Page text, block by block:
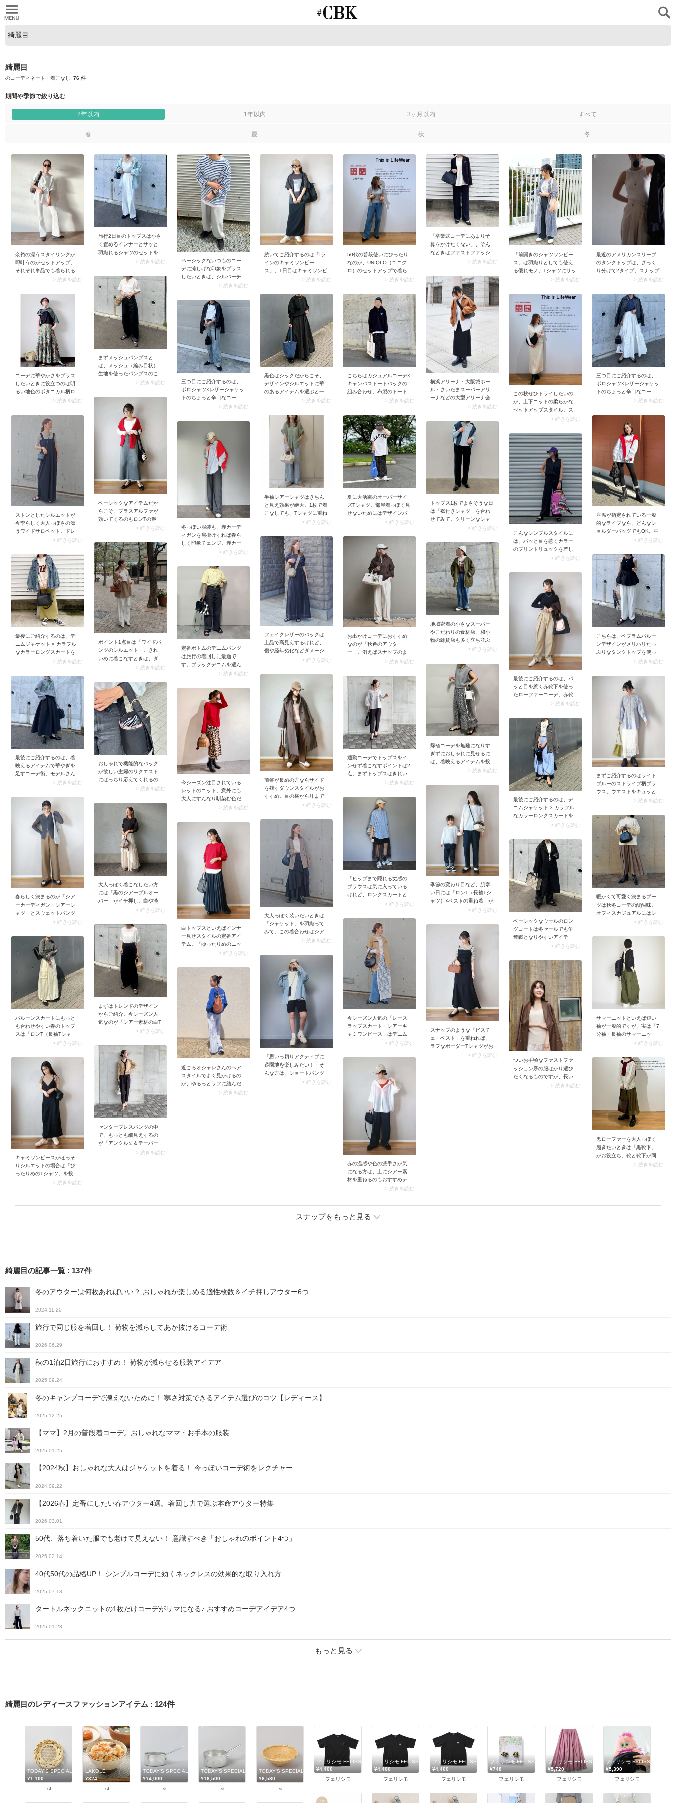
綺麗目
のコーディネート・着こなし: 76 件
期間や季節で絞り込む
2年以内 1年以内 3ヶ月以内 すべて
春 夏 秋 冬
余裕の漂うスタイリングが
即叶うのがセットアップ。
それぞれ単品でも着られる
から、1日目はセットで、2
違う表情が楽しめます。
> 続きを読む
旅行2日目のトップスは小さ
く畳めるインナーとサッと
羽織れるシャツのセットを
リコメンド。おしゃれ感も
旅行にぴったりなコンビで
す。キャミソールも白をチ
ョイスしてパンツとセット
アップ風にまとめてみまし
ょう。ここにカラーシャツ
を羽織るとアクセントが加
わり、同じパンツでも前日
とは違う印象に。また薄手
のシャツは紫外線対策や冷
房対策に使えるので、1枚あ
ると便利です。
> 続きを読む
ベーシックないつものコー
デに涼しげな印象をプラス
したいときは、シルバーチ
ェーンネックレスが最適。
いボリューム感＆長さのシ
ルバーネックレス。やや厚
みのあるカットソーに合わ
せてもバランスよく決まる
のが魅力です。
> 続きを読む
続いてご紹介するのは「Iラ
インのキャミワンピー
ス」。1日目はキャミワンピ
ースの下にTシャツを、2日
とタイトスカートのような
ルックスに。少ない荷物で
おしゃれに着回せます。
> 続きを読む
50代の普段使いにぴったり
なのが、UNIQLO（ユニク
ロ）のセットアップで着ら
れるニットです。 1枚目のス
ンVネックベスト」と「3D
スフレヤーンスカート」、2
枚目では「ケーブルクルー
ネックカーディガン」と
「ケーブルクルーネックセ
ーター」をセレクト。着る
だけで全身に統一感が生ま
れ、コーデのまとまりがア
ップしています。テクニッ
ク不要で上品な着こなし
に。
> 続きを読む
「卒業式コーデにあまり予
算をかけたくない」、そん
なときはファストファッシ
ョンブランドが使えます。
GLOBAL WORK（グローバ
ルワーク）のセットアッ
プ、2枚目はUNIQLO（ユニ
クロ）のジャケット＆パン
ツを着用。このとき華やか
な白ブラウスや装飾性のあ
るアクセサリーをプラスす
るのがコツ。通勤コーデっ
ぽく見えず、卒業式らしい
装いに決まりますよ。
> 続きを読む
「前開きのシャツワンピー
ス」は羽織りとしても使え
る優れモノ。Tシャツにサッ
と重ねるだけで、6月の肌寒
完成。ボタンの開け閉めで
体温調節しやすい上に、大
人っぽいコーデに決まりま
> 続きを読む
最近のアメリカンスリーブ
のタンクトップは、ざっく
り分けて2タイプ。スナップ
1枚目のような首回りの幅が
と、スナップ2枚目のように
首回りがリングのように見
えるホルターネック仕様の
アメリカンスリーブです。
どちらも特徴は肩まわりが
大きく露出していること。
またブラカップ付きのアイ
テムが主流です。ちなみに
肩まわりを強調するデザイ
ンなので、肩の肉付きがい
い人や肩幅が広い人は苦手
なアイテムかもしれませ
ん。
> 続きを読む
まずメッシュパンプスと
は、メッシュ（編み目状）
生地を使ったパンプスのこ
と。編み目の隙間から風が
リット。中でも黒のメッシ
ュパンプスは合わせやす
く、使い勝手が抜群です。
そんな黒メッシュパンプス
は、夏に「黒のワイドパン
ツ」を穿くときにうってつ
け。フルレングスの黒ワイ
ドパンツは重たく見えがち
ですが、シアー感のあるパ
ンプルを合わせることで軽
やかなルックスに。ここに
白Tシャツを合わせて、シン
プルなモノトーンコーデに
仕上げるのがおすすめの着
こなし方です。
> 続きを読む
横浜アリーナ・大阪城ホー
ル・さいたまスーパーアリ
ーナなどの大型アリーナ会
場は屋内に座席があるた
高めです。ポイントとなる
のが「重ね着」。ライブ中
は熱気が高まるので脱ぎ着
しやすい服を選びましょ
う。加えてあると便利なの
が、斜め掛けできるショル
ダーバッグやボディバッ
グ。アリーナ席ではスタン
ディングのシーンも多く、
貴重品は身に着けておくと
安心です。
> 続きを読む
コーデに華やかさをプラス
したいときに役立つのは明
るい地色のボタニカル柄ロ
ングスカート。モデルさん
甘いシルエットが目を引く
スカートをチョイス。トッ
プスはブラックTシャツなど
シンプルに仕上げるのがベ
ストです。
> 続きを読む
黒色はシックだからこそ、
デザインやシルエットに華
のあるアイテムを選ぶと一
気にあか抜けた印象に。例
感のあるニットやボリュー
ムスカートはおすすめ。オ
ールブラックでまとめても
重たく見えず、目を引くス
タイリングを作ってくれま
> 続きを読む
こちらはカジュアルコーデ×
キャンバストートバッグの
組み合わせ。布製のトート
バッグは気負わずさらっと
カジュアルな雰囲気になじ
みやすいから、どんなアイ
テムとも相性よくまとまっ
てくれます。定番のバッグ
なので、ちょっと目を惹く
アクセントカラーを取り入
れても◎。
> 続きを読む
この秋ぜひトライしたいの
が、上下ニットの柔らかな
セットアップスタイル。ス
ナップではニットベスト＆
フホワイトでまとめ、さら
に同色のタートルネックを
重ね着したことで奥行きの
あるニュアンスが生まれて
います。潔く白一色で仕上
げた分、バッグ＆靴で黒を
差して全体を引き締めるの
がスタイリングを格上げす
るポイントです。
> 続きを読む
三つ目にご紹介するのは、
ポロシャツ×レザージャケッ
トのちょっと辛口なコー
デ。トラディショナルなポ
トを羽織ることで、大人の
ミックス感を演出できま
す。クールに着こなしたい
日には、この羽織りスタイ
ルを試してみてください。
> 続きを読む
三つ目にご紹介するのは、
ポロシャツ×レザージャケッ
トのちょっと辛口なコー
デ。トラディショナルなポ
トを羽織ることで、大人の
す。クールに着こなしたい
日には、この羽織りスタイ
ルを試してみてください。
> 続きを読む
ベーシックなアイテムだか
らこそ、プラスアルファが
効いてくるのもロンTの魅
力。例えば白ロンTに赤ニッ
タイリングがこなれた印象
に更新されます。ここに合
わせたいのはデニムスカー
ト。ラフな抜け感が足さ
れ、シンプルな中にセンス
を感じるコーデに仕上がり
ます。ロンTコーデに少し変
化をつけたいときは、こん
な肩掛けスタイルをぜひ試
してみてください。
> 続きを読む
ストンとしたシルエットが
今季らしく大人っぽさの漂
うワイドサロペット。ドレ
ープ感のあるきれいめな印
着るトップスもタイトフィ
ットのきれいめアイテムを
選ぶのがベスト。さりげな
いカットアウトが目を引く5
分袖トップスならバランス
◎です。
> 続きを読む
半袖シアーシャツはきちん
と見え効果が絶大。1枚で着
こなしても、Tシャツに重ね
てもサマになります。ライ
ラーが美しいシアーシャツ
なら、ライトブルーのワイ
ドデニムパンツとペールト
ーンでまとめると素敵。旅
行2日目はブラックワンピー
スの羽織りにすれば、ガラ
リと印象が変わります。
> 続きを読む
夏に大活躍のオーバーサイ
ズTシャツ。部屋着っぽく見
せないためにはデザインバ
ッグを合わせるのがイチ押
のようなフリルショルダー
やパッと目を惹く派手色バ
ッグが使いやすいですよ。
シンプルな着こなしにイン
パクトを添えることで、オ
ーバーサイズTシャツがグッ
とあか抜けて見えるんで
> 続きを読む
座席が指定されている一般
的なライブなら、どんなシ
ョルダーバッグでもOK。中
でもイチ押しは「2WAYのシ
にはもちろんハンドバッグ
としても持てるので、使い
勝手は抜群です。
> 続きを読む
冬っぽい服装も、赤カーデ
ィガンを肩掛けすれば春ら
しく印象チェンジ。赤カー
ディガンが差し色となり、
くなりますよ。カーディガ
ンの色が目を引くのでシン
プルに肩掛けすればOK。肩
にのせて袖を垂らすだけで
サマになります。
> 続きを読む
トップス1枚でよさそうな日
は「襟付きシャツ」を合わ
せてみて。クリーンなシャ
ツがスウェットパンツ独特
大人カジュアルなコーデ
に。前を開けて着れば軽め
のアウター代わりとしても
使えます。
> 続きを読む
こんなシンプルスタイルに
は、パッと目を惹くカラー
のプリントリュックを差し
色的アイテムにしても◎。
した遊び心あふれるスタイ
リングでリュックを思いっ
切り楽しむのも素敵です
ね。お洋服がプレーンなデ
ザインなら、意外とこうい
ったリュックを合わせても
大人感をキープしつつコー
デできますよ。
> 続きを読む
フェイクレザーのバッグは
上品で高見えするけれど、
傷や経年劣化などダメージ
が目立ちやすいのが難点。
らプチプラアイテムはベス
トな選択ですが、長く愛用
したい場合はリアルレザー
のシンプルなバッグの購入
を検討してみましょう。ワ
イドベルトが目を引くグレ
ーのレザーショルダーバッ
グなら旅行にも活躍します
> 続きを読む
お出かけコーデにおすすめ
なのが「秋色のアウタ
ー」。例えばスナップのよ
うなブラウンやチャコール
は。こっくりした色味のア
ウターが季節感をアップさ
せ、白パンツ独特の夏っぽ
さを払拭します。
> 続きを読む
ポイント1点目は「ワイドパ
ンツのシルエット」。きれ
いめに着こなすときは、ダ
ボッとしすぎていないワイ
センタープレスが入ってい
るとより効果的。中央の折
り目が立体感を作り、脚の
シルエットをカバーしなが
らコーデがきちんと見えし
ます。
> 続きを読む
地域密着の小さなスーパー
やこだわりの食材店、和小
物の雑貨店も多く立ち並ぶ
神楽坂通り。いつものスー
れない商品を目にすると、
ついつい買いすぎてしまい
そうです。 そんな気軽なお
出かけにはナチュラルなシ
ョップに馴染む服装がおす
すめ。ブルーのワイドデニ
ムパンツを主役にこなれた
ムードに仕上げてみましょ
> 続きを読む
最後にご紹介するのは、デ
ニムジャケット × カラフル
なカラーロングスカートを
合わせたコーデ。フレッシ
ルーなど、なりたいイメー
ジに合わせて色選びを楽し
むことができます。またロ
ング丈のスカートで鮮やか
カラーを取り入れること
で、大人っぽいシルエット
が完成。パッと目を惹くカ
ラーとデニムジャケットの
組み合わせも、どこか洗練
感漂うバランスに仕上がり
ますよ。
> 続きを読む
こちらは、ペプラムバルー
ンデザインがメリハリたっ
ぷりなタンクトップを使っ
たスタイル。こういったシ
感とのコントラストで肩ま
わりを華奢に見せてくれま
す。シンプルなワンツーコ
ーデでもおしゃれに見え
る、大人におすすめの着こ
なしバランスです。
> 続きを読む
定番ボトムのデニムパンツ
は旅行の着回しに最適で
す。ブラックデニムを選ん
だら、1日目は気分がパッと
のカラーシャツを主役にコ
ーデ。このときベルトでウ
エストマークしてメリハリ
をプラスするのがコツで
す。程よいきちんと感があ
りながら旅先で快適に過ご
せる、大人にぴったりなカ
ジュアルコーデが完成しま
> 続きを読む
最後にご紹介するのは、パ
ッと目を惹く赤靴下を使っ
たローファーコーデ。赤靴
下はおしゃれさんの間で意
なんです。スナップのよう
に、パンツとローファーの
隙間から赤靴下がチラッと
見えるバランスがおすすめ
の穿きこなし方。さりげな
いアクセントがおしゃれに
見えますよ。
> 続きを読む
帰省コーデを無難になりす
ぎずにおしゃれに見せるに
は、着映えるアイテムを投
入するのも手。スナップで
スカートを主役に、他のア
イテムはベーシックなもの
をチョイス。ワンアイテム
目を引くものを着ておけば
それだけでオシャレに決ま
るとあり、ママの帰省コー
デにぴったりです。加えて
コーデをモノトーン軸でま
とめておくと、別日のスタ
イリングにも応用させやす
くなりますよ。荷物を減ら
しながら、華のある装いが
楽しめます。
> 続きを読む
前髪が長めの方ならサイド
を残すダウンスタイルがお
すすめ。目の横から耳まで
の余白をサイドの髪が自然
わりがキュッとコンパクト
に見えますよ。このとき毛
先を軽く巻いて動きをつけ
ると、さりげないニュアン
スがプラスされてGOOD。
仕上げにヘアオイルで潤い
を足せば、洗練感のある大
人のキャップスタイルに。
> 続きを読む
最後にご紹介するのは、着
映えるアイテムで華やぎを
足すコーデ術。モデルさん
が着ているようなボリュー
フレアスカートは、パーカ
ーを新鮮に見せあか抜けた
印象へとシフト。こんな風
に着映え力のある服を取り
入れるとカジュアルコーデ
も一気に華やぎ、互いの魅
力を引き立て合ってくれま
> 続きを読む
通勤コーデでトップスをイ
ンせず着こなすポイントは2
点。まずトップスはきれい
めなデザインや生地感を選
ルすぎるとトップスアウト
のコーデがヤボったく見え
てしまうので、品よく映え
るものがおすすめです。ポ
イント2点目はクリーンなボ
トムを合わせること。テー
パードパンツやスラック
ス、タイトスカート・マー
メイドスカートなどは引き
締め効果がありおすすめで
す。仕事感のあるパンツや
スカートがきちんと感をア
ップさせるため、トップス
をインしなくてもオフィス
> 続きを読む
まずご紹介するのはライト
ブルーのストライプ柄ブラ
ウス。ウエストをキュッと
絞ったメリハリのあるシル
ルアップも狙えそうです。
加えてストライプ柄には知
的なムードがあり、清潔感
のある印象を与えることが
できるはず。レースの白ス
カートに合わせれば、より
フェミニンなムードに仕上
がります。
> 続きを読む
おしゃれで機能的なバッグ
が欲しい主婦のリクエスト
にばっちり応えてくれるの
が「LeSportsac（レスポー
材ならではの軽さや耐久性
を備え、ブランドお得意の
程よく遊びの効いたデザイ
ンが日常シーンにマッチし
ます。 最近では有名セレク
トショップとのコラボアイ
テムが続々と登場してお
り、定番の安心感がありな
がらも目の離せないブラン
ドに。ちなみにスナップの
バッグはコレクション
「LeSportsac Atelier（レス
ポートサック アトリエ）」
のもの。今までとは異なる
展開しているので、こちら
も要チェックです。
> 続きを読む
今シーズン注目されている
レッドのニット。意外にも
大人にすんなり馴染む色だ
からぜひ取り入れてみまし
パンツとラフにまとめるだ
けで顔映りよく仕上げてく
れます。レオパード柄スカ
ート×ロングブーツに合わせ
て攻めたコーデに仕上げる
のも、大人ならではの楽し
> 続きを読む
最後にご紹介するのは、デ
ニムジャケット × カラフル
なカラーロングスカートを
合わせたコーデ。フレッシ
ルーなど、なりたいイメー
ジに合わせて色選びを楽し
むことができます。またロ
ング丈のスカートで鮮やか
カラーを取り入れること
で、大人っぽいシルエット
が完成。パッと目を惹くカ
ラーとデニムジャケットの
組み合わせも、どこか洗練
感漂うバランスに仕上がり
ますよ。
> 続きを読む
季節の変わり目など、肌寒
い日には「ロンT（長袖Tシ
ャツ）×ベストの重ね着」が
イチ押し。ラフなパンツス
なので、アクティブなお出
かけコーデに最適です。シ
ンプルな長袖Tシャツにベス
トが映え、おしゃれな仕上
> 続きを読む
春らしく決まるのが「シア
ーカーディガン・シアーシ
ャツ」とスウェットパンツ
の着合わせ。透け感のある
ズンムードと清涼感たっぷ
りに仕上がります。合わせ
るだけでサマになる着こな
> 続きを読む
「ヒップまで隠れる丈感の
ブラウスは気に入っている
けれど、ロングスカートと
合わせるとバランスが悪
はこちらがおすすめ。シア
ーチュールのロングスカー
トとショートパンツのキャ
ッチーな変化球レイヤード
コーデに投入してみてくだ
さい。スナップではストラ
イプシャツを使っています
がブラウスでもOK。ロゴ入
りソックス×スニーカーを合
わせれば、足元からも目を
引く鮮度高めのコーデに仕
> 続きを読む
大人っぽく着こなしたい方
には「黒のシアープルオー
バー」がイチ押し。白や淡
色のシアープルオーバーよ
ので、40代50代も取り入れ
やすいですよ。白のロング
スカートやワイドパンツに
合わせるだけで今どきのル
ックスに決まります。
> 続きを読む
暖かくて可愛く決まるブー
ツは秋冬コーデの醍醐味。
オフィスカジュアルにはシ
ンプルなレザーブーツが好
ルシューズこそ初秋から取
り入れてたっぷり履き回し
> 続きを読む
大人っぽく装いたいときは
「ジャケット」を羽織って
みて。この着合わせはシア
ープルオーバーがジャケッ
こなれて見えますよ。ゆる
っとした雰囲気が加わり、
今どきのルックスに。ま
た、シアープルオーバーは
薄手なのでジャケットのラ
インが崩れず、着心地が快
適なのもメリットです。
> 続きを読む
白トップスといえばインナ
ー見せスタイルの定番アイ
テム。「ゆったりめのニッ
ト」の下に着て袖口や裾か
アクセントに。白トップス
から立体感が生まれ、スタ
イリングに抜け感が加わり
> 続きを読む
ベーシックなウールのロン
グコートは冬セールでも争
奪戦となりやすいアイテ
ム。寒い時期のコーデの主
いから、オンオフ問わず幅
広いシーンに馴染む万能さ
が魅力です。50代が選ぶな
ら価格だけにとらわれず、
上質な素材感や仕立てのよ
さにも目を向けるのが◎。
今季であれば、シルエット
にややゆとりがあり長め丈
のアイテムがおすすめで
す。羽織るだけで大人なら
ではの余裕と洗練感を演出
してくれますよ。
> 続きを読む
今シーズン人気の「レース
ラップスカート・シアーキ
ャミワンピース」はデニム
パンツと相性バツグン。シ
スを重ね着することでトレ
ンド感がアップして、定番
デニムがお出かけモードに
決まりますよ。
> 続きを読む
まずはトレンドのデザイン
からご紹介。今シーズン人
気なのが「シアー素材の白T
シャツ」。生地にトレンド
な白Tシャツより今どきのコ
ーデに決まります。この薄
手で透け感のある白Tシャツ
に合わせるボトムは「カー
ブパンツ」がイチ押し。シ
ルエットにボリュームがあ
るので、華奢なシアーTシャ
ツと合わせることでバラン
スが整います。
> 続きを読む
スナップのような「ビスチ
ェ・ベスト」を重ねれば、
ラフなボーダーTシャツがお
出かけモードに印象チェン
> 続きを読む
バルーンスカートにもっと
も合わせやすい春のトップ
スは「ロンT（長袖Tシャ
ツ）」。普段使い感のある
立ちなスカートが着こなし
やすくなりますよ。このと
きボリューミーなスカート
がスッキリ見えるよう、ロ
ンTの裾はウエストインする
> 続きを読む
サマーニットといえば短い
袖が一般的ですが、実は「7
分袖・長袖のサマーニッ
ト」も展開されています。
み目がザックリとしたアイ
テムが多いことから、メッ
シュニットや透かし編みニ
ットの商品名で販売されて
いる場合もあります。この
袖丈のサマーニットを着る
目安は、長袖トップス1枚で
ちょうどいい時期。最高気
温が18度～22度くらいの頃
が最適です。ちなみに下に
長袖インナーを仕込めば、
もう少し早い時期から活用
できますよ。
> 続きを読む
「思いっ切りアクティブに
遊園地を楽しみたい！」そ
んな方は、ショートパンツ
のカジュアルコーデにチャ
> 続きを読む
ついお手頃なファストファ
ッション系の服ばかり選び
たくなるものですが、長い
目で見ると少し値段の張る
られる服を少しだけ持つ
> 続きを読む
近ごろオシャレさんのヘア
スタイルでよく見かけるの
が、ゆるっとラフに結んだ
高めのお団子ヘア。毛先を
> 続きを読む
センタープレスパンツの中
で、もっとも細見えするの
が「アンクル丈＆テーパー
ドシルエット」のアイテ
> 続きを読む
キャミワンピースがほっそ
りシルエットの場合は「ぴ
ったりめのTシャツ」を投
入。シンプルかつ細身のTシ
ーデがスッキリ見えしま
> 続きを読む
赤の温感や色の派手さが気
になる方は、上にシアー素
材を重ねるのもおすすめテ
クニックです。例えばスナ
赤がマイルドになるため、
> 続きを読む
黒ローファーを大人っぽく
履きたいときは「黒靴下」
がお役立ち。靴と靴下が同
じ黒色で繋がり、スッキリ
> 続きを読む
スナップをもっと見る
綺麗目の記事一覧 : 137件
冬のアウターは何枚あればいい？ おしゃれが楽しめる適性枚数＆イチ押しアウター6つ
2024.11.20
旅行で同じ服を着回し！ 荷物を減らしてあか抜けるコーデ術
2026.06.29
秋の1泊2日旅行におすすめ！ 荷物が減らせる服装アイデア
2025.09.24
冬のキャンプコーデで凍えないために！ 寒さ対策できるアイテム選びのコツ【レディース】
2025.12.25
【ママ】2月の普段着コーデ。おしゃれなママ・お手本の服装
2025.01.25
【2024秋】おしゃれな大人はジャケットを着る！ 今っぽいコーデ術をレクチャー
2024.09.22
【2026春】定番にしたい春アウター4選。着回し力で選ぶ本命アウター特集
2026.03.01
50代、落ち着いた服でも老けて見えない！ 意識すべき「おしゃれのポイント4つ」
2025.02.14
40代50代の品格UP！ シンプルコーデに効くネックレスの効果的な取り入れ方
2025.07.18
タートルネックニットの1枚だけコーデがサマになる♪ おすすめコーデアイデア4つ
2025.01.28
もっと見る
綺麗目のレディースファッションアイテム : 124件
TODAY'S SPECIAL
¥1,100
.st
LAKOLE
¥324
.st
TODAY'S SPECIAL
¥14,000
.st
TODAY'S SPECIAL
¥16,500
.st
TODAY'S SPECIAL
¥8,580
.st
フェリシモ FELISSIMO
¥4,400
フェリシモ
フェリシモ FELISSIMO
¥4,400
フェリシモ
フェリシモ FELISSIMO
¥4,400
フェリシモ
フェリシモ FELISSIMO
¥748
フェリシモ
フェリシモ FELISSIMO
¥5,720
フェリシモ
フェリシモ FELISSIMO
¥5,390
フェリシモ